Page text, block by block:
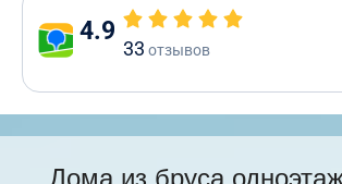
4.9
33 отзывов
Дома из бруса